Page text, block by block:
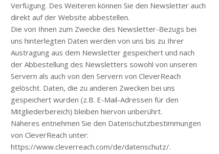
Verfügung. Des Weiteren können Sie den Newsletter auch
direkt auf der Website abbestellen.
Die von Ihnen zum Zwecke des Newsletter-Bezugs bei
uns hinterlegten Daten werden von uns bis zu Ihrer
Austragung aus dem Newsletter gespeichert und nach
der Abbestellung des Newsletters sowohl von unseren
Servern als auch von den Servern von CleverReach
gelöscht. Daten, die zu anderen Zwecken bei uns
gespeichert wurden (z.B. E-Mail-Adressen für den
Mitgliederbereich) bleiben hiervon unberührt.
Näheres entnehmen Sie den Datenschutzbestimmungen
von CleverReach unter:
https://www.cleverreach.com/de/datenschutz/.